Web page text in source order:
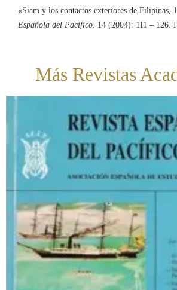
«Siam y los contactos exteriores de Filipinas,
Española del Pacífico. 14 (2004): 111 – 126.
Más Revistas